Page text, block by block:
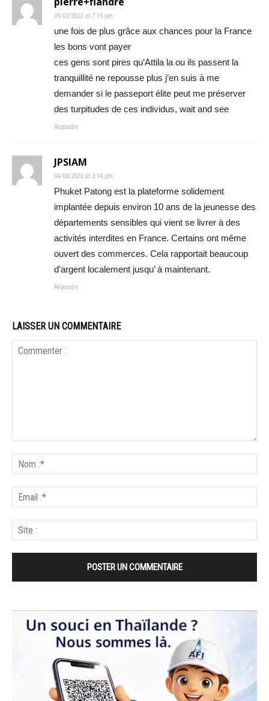
05/03/2023 at 7:15 pm
une fois de plus grâce aux chances pour la France
les bons vont payer
ces gens sont pires qu’Attila la ou ils passent la
tranquillité ne repousse plus j’en suis à me
demander si le passeport élite peut me préserver
des turpitudes de ces individus, wait and see
Répondre
JPSIAM
04/03/2023 at 3:14 pm
Phuket Patong est la plateforme solidement
implantée depuis environ 10 ans de la jeunesse des
départements sensibles qui vient se livrer à des
activités interdites en France. Certains ont même
ouvert des commerces. Cela rapportait beaucoup
d’argent localement jusqu’ à maintenant.
Répondre
LAISSER UN COMMENTAIRE